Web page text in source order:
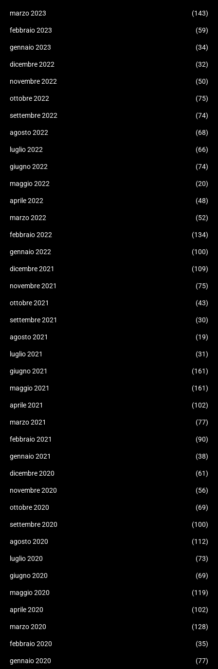
marzo 2023 (143)
febbraio 2023 (59)
gennaio 2023 (34)
dicembre 2022 (32)
novembre 2022 (50)
ottobre 2022 (75)
settembre 2022 (74)
agosto 2022 (68)
luglio 2022 (66)
giugno 2022 (74)
maggio 2022 (20)
aprile 2022 (48)
marzo 2022 (52)
febbraio 2022 (134)
gennaio 2022 (100)
dicembre 2021 (109)
novembre 2021 (75)
ottobre 2021 (43)
settembre 2021 (30)
agosto 2021 (19)
luglio 2021 (31)
giugno 2021 (161)
maggio 2021 (161)
aprile 2021 (102)
marzo 2021 (77)
febbraio 2021 (90)
gennaio 2021 (38)
dicembre 2020 (61)
novembre 2020 (56)
ottobre 2020 (69)
settembre 2020 (100)
agosto 2020 (112)
luglio 2020 (73)
giugno 2020 (69)
maggio 2020 (119)
aprile 2020 (102)
marzo 2020 (128)
febbraio 2020 (35)
gennaio 2020 (77)